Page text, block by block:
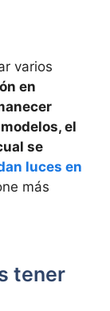
varios
en
el
se
luces en
más
tener